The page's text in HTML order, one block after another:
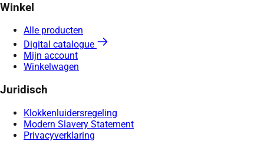
Winkel
Alle producten
Digital catalogue
Mijn account
Winkelwagen
Juridisch
Klokkenluidersregeling
Modern Slavery Statement
Privacyverklaring